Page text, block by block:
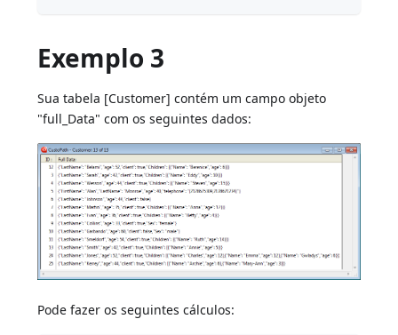
Exemplo 3
Sua tabela [Customer] contém um campo objeto
"full_Data" com os seguintes dados:
Pode fazer os seguintes cálculos: